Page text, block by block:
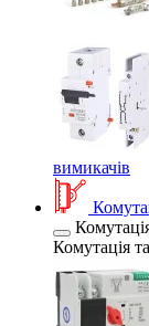
вимикачів
Комутація